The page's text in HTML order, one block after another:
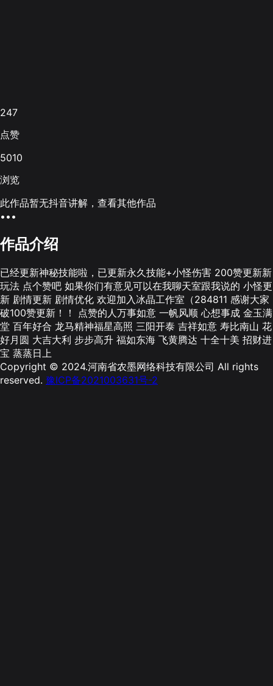
247
点赞
5010
浏览
此作品暂无抖音讲解，查看其他作品
•••
作品介绍
已经更新神秘技能啦，已更新永久技能+小怪伤害 200赞更新新
玩法 点个赞吧 如果你们有意见可以在我聊天室跟我说的 小怪更
新 剧情更新 剧情优化 欢迎加入冰晶工作室（284811 感谢大家
破100赞更新！！ 点赞的人万事如意 一帆风顺 心想事成 金玉满
堂 百年好合 龙马精神福星高照 三阳开泰 吉祥如意 寿比南山 花
好月圆 大吉大利 步步高升 福如东海 飞黄腾达 十全十美 招财进
宝 蒸蒸日上
Copyright © 2024.河南省农墨网络科技有限公司 All rights
reserved. 豫ICP备2021003631号-2